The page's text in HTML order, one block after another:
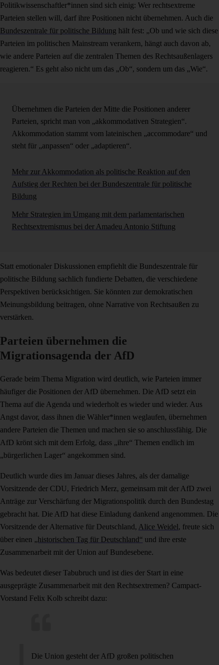
Politikwissenschaftler*innen sind sich einig: Wer rechtsextreme
Parteien stellen will, darf ihre Positionen nicht übernehmen. Auch die
Bundeszentrale für politische Bildung hält fest: „Ob und wie sich diese
Parteien im politischen Mainstream verankern, hängt auch davon ab,
wie andere Parteien auf die zentralen Themen des Rechtsaußenlagers
reagieren.“ Es geht also nicht um das „Ob“, sondern um das „Wie“.
Übernehmen die Parteien der Mitte die Positionen anderer
Parteien, spricht man von „akkommodativen Strategien“.
Akkommodation stammt vom lateinischen „accommodare“ und
steht für „anpassen“ oder „adaptieren“.
Mehr zur Akkommodation als politische Reaktion auf den
Aufstieg der Rechten bei der Bundeszentrale für politische
Bildung
Mehr Strategien im Umgang mit dem parlamentarischen
Rechtsextremismus bei der Amadeu Antonio Stiftung
Statt emotionaler Diskussionen empfiehlt die Bundeszentrale für
politische Bildung sachlich fundierte Debatten, die verschiedene
Perspektiven berücksichtigen. Sie könnten zur demokratischen
Meinungsbildung beitragen, ohne Narrative von Rechtsaußen zu
verstärken.
Parteien übernehmen die
Migrationsagenda der AfD
Gerade beim Thema Migration wird deutlich, wie Parteien immer
häufiger die Positionen der AfD übernehmen. Die AfD setzt ein
Thema auf die Agenda und wiederholt es wieder und wieder. Aus
Angst davor, dass ihnen die Wähler*innen weglaufen, übernehmen
andere Parteien die Themen und machen sie so anschlussfähig. Die
AfD krönt sich mit dem Erfolg, dass „ihre“ Themen endlich im
„bürgerlichen Lager“ angekommen sind.
Deutlich wurde dies im Januar dieses Jahres, als der damalige
Vorsitzende der CDU, Friedrich Merz, gemeinsam mit der AfD zwei
Anträge zur Verschärfung der Migrationspolitik durch den Bundestag
gebracht hat. Die AfD hat diese Einladung dankend angenommen. Die
Vorsitzende der Alternative für Deutschland, Alice Weidel, freute sich
über einen „historischen Tag für Deutschland“ und ihre erste
Zusammenarbeit mit der Union auf Bundesebene.
Was bedeutet dieser Tabubruch und ist dies der Start in eine
ausgeprägte Zusammenarbeit mit den Rechtsextremen? Campact-
Vorstand Felix Kolb schreibt dazu:
Die Union gesteht der AfD großen politischen